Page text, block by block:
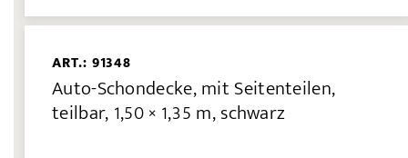
ART.: 91348
Auto-Schondecke, mit Seitenteilen,
teilbar, 1,50 × 1,35 m, schwarz